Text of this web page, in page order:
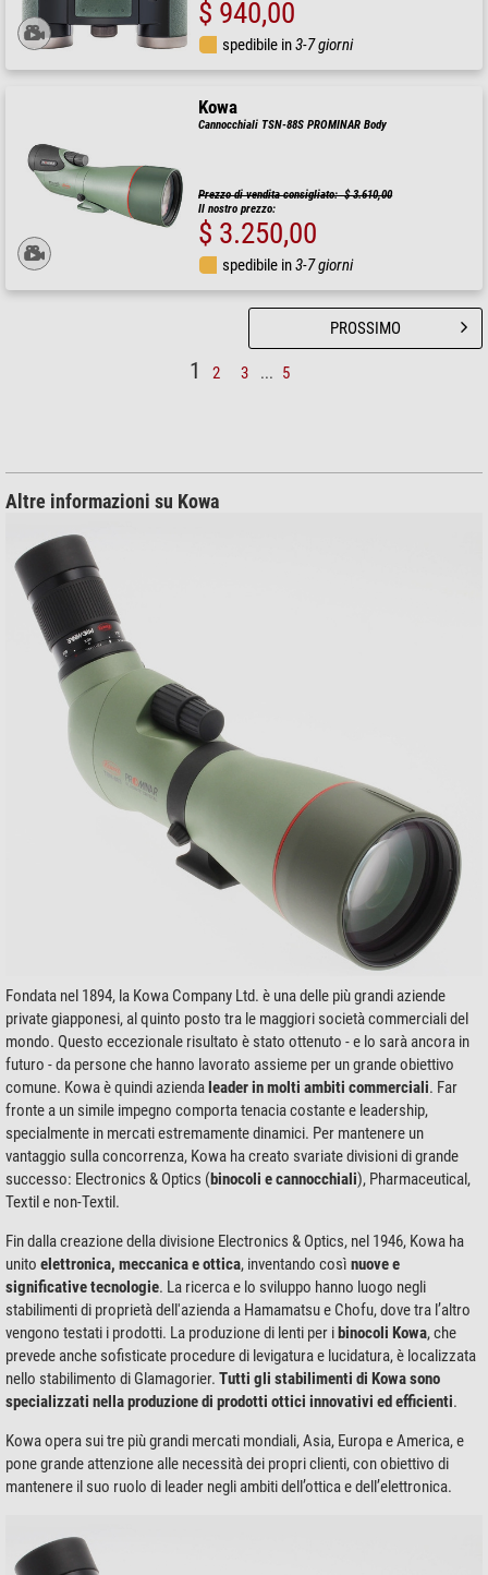
$ 940,00
spedibile in3-7 giorni
Kowa
Cannocchiali TSN-88S PROMINAR Body
Prezzo di vendita consigliato: $ 3.610,00
Il nostro prezzo:
$ 3.250,00
spedibile in3-7 giorni
1 2 3 ... 5
PROSSIMO
Altre informazioni su Kowa
Fondata nel 1894, la Kowa Company Ltd. è una delle più grandi aziende
private giapponesi, al quinto posto tra le maggiori società commerciali del
mondo. Questo eccezionale risultato è stato ottenuto - e lo sarà ancora in
futuro - da persone che hanno lavorato assieme per un grande obiettivo
comune. Kowa è quindi aziendaleader in molti ambiti commerciali. Far
fronte a un simile impegno comporta tenacia costante e leadership,
specialmente in mercati estremamente dinamici. Per mantenere un
vantaggio sulla concorrenza, Kowa ha creato svariate divisioni di grande
successo: Electronics & Optics (binocoli e cannocchiali), Pharmaceutical,
Textil e non-Textil.
Fin dalla creazione della divisione Electronics & Optics, nel 1946, Kowa ha
unito elettronica, meccanica e ottica, inventando così nuove e
significative tecnologie. La ricerca e lo sviluppo hanno luogo negli
stabilimenti di proprietà dell'azienda a Hamamatsu e Chofu, dove tra l’altro
vengono testati i prodotti. La produzione di lenti per ibinocoli Kowa, che
prevede anche sofisticate procedure di levigatura e lucidatura, è localizzata
nello stabilimento di Glamagorier. Tutti gli stabilimenti di Kowa sono
specializzati nella produzione di prodotti ottici innovativi ed efficienti.
Kowa opera sui tre più grandi mercati mondiali, Asia, Europa e America, e
pone grande attenzione alle necessità dei propri clienti, con obiettivo di
mantenere il suo ruolo di leader negli ambiti dell’ottica e dell’elettronica.